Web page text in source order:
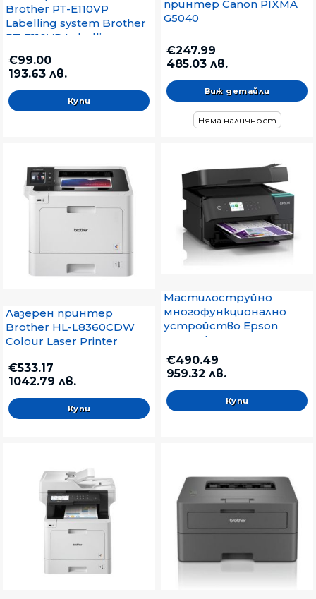
Brother PT-E110VP
Labelling system Brother
PT-E110VP Labelling
€99.00
193.63 лв.
принтер Canon PIXMA
G5040
€247.99
485.03 лв.
Виж детайли
Няма наличност
Лазерен принтер
Brother HL-L8360CDW
Colour Laser Printer
€533.17
1042.79 лв.
Мастилоструйно
многофункционално
устройство Epson
EcoTank L6370
€490.49
959.32 лв.